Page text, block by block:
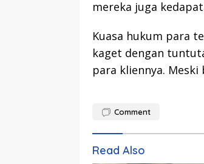
mereka juga
Kuasa hukum para
kaget dengan
para kliennya.
Comment
Read Also